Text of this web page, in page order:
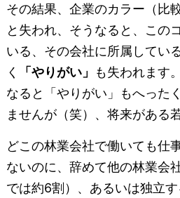
その結果、企業のカラー（比
と失われ、そうなると、この
いる、その会社に所属してい
く
「やりがい」
も失われます
なると「やりがい」もへった
ませんが（笑）、将来がある
どこの林業会社で働いても仕
ないのに、辞めて他の林業会
では約6割）、あるいは独立